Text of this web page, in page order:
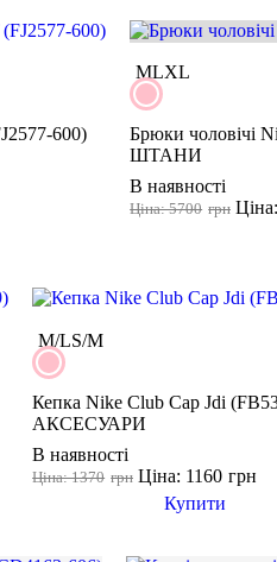
600)
MLXL
Брюки чоловічі
ШТАНИ
В наявності
грн
Ціна: 5700
M/LS/M
Кепка Nike Club Cap Jdi
АКСЕСУАРИ
В наявності
грн
Ціна: 1370 грн
Ціна: 1160
Купити